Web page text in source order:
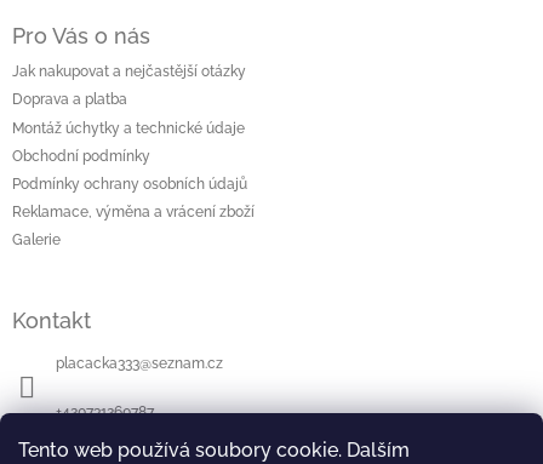
Tento web používá soubory cookie. Dalším
Pro Vás o nás
Jak nakupovat a nejčastější otázky
Doprava a platba
Montáž úchytky a technické údaje
Obchodní podmínky
Podmínky ochrany osobních údajů
Reklamace, výměna a vrácení zboží
Galerie
Kontakt
placacka333@seznam.cz
+420731260787
Najdete nás na Facebooku